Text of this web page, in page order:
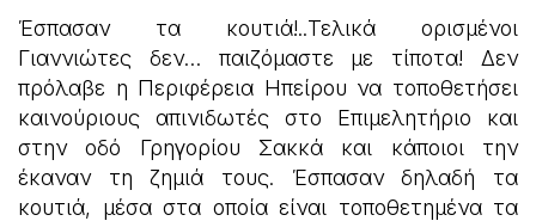
Έσπασαν τα κουτιά!..Τελικά ορισμένοι
Γιαννιώτες δεν… παιζόμαστε με τίποτα! Δεν
πρόλαβε η Περιφέρεια Ηπείρου να τοποθετήσει
καινούριους απινιδωτές στο Επιμελητήριο και
στην οδό Γρηγορίου Σακκά και κάποιοι την
έκαναν τη ζημιά τους. Έσπασαν δηλαδή τα
κουτιά, μέσα στα οποία είναι τοποθετημένα τα